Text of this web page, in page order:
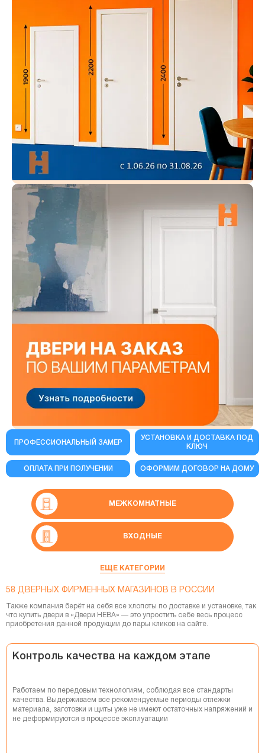
ПРОФЕССИОНАЛЬНЫЙ ЗАМЕР
УСТАНОВКА И ДОСТАВКА ПОД
КЛЮЧ
ОПЛАТА ПРИ ПОЛУЧЕНИИ ОФОРМИМ ДОГОВОР НА ДОМУ
МЕЖКОМНАТНЫЕ
ВХОДНЫЕ
СКРЫТЫЕ ДВЕРИ
СМАРТ-СИСТЕМЫ
ФУРНИТУРА
ПЕРЕГОРОДКИ
ПЛИНТУСЫ
ЕЩЕ КАТЕГОРИИ
58 ДВЕРНЫХ ФИРМЕННЫХ МАГАЗИНОВ В РОССИИ
Также компания берёт на себя все хлопоты по доставке и установке, так
что купить двери в «Двери НЕВА» — это упростить себе весь процесс
приобретения данной продукции до пары кликов на сайте.
Контроль качества на каждом этапе
Работаем по передовым технологиям, соблюдая все стандарты
качества. Выдерживаем все рекомендуемые периоды отлежки
материала, заготовки и щиты уже не имеют остаточных напряжений и
не деформируются в процессе эксплуатации